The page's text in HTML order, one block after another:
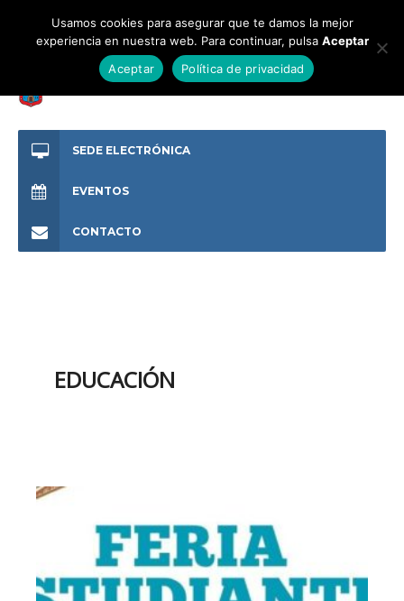
SEDE ELECTRÓNICA
EVENTOS
CONTACTO
EDUCACIÓN
Usamos cookies para asegurar que te damos la mejor
experiencia en nuestra web. Para continuar, pulsa Aceptar
Aceptar
Política de privacidad